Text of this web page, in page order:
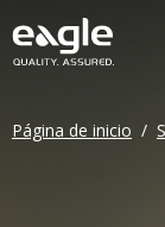
Página de inicio /